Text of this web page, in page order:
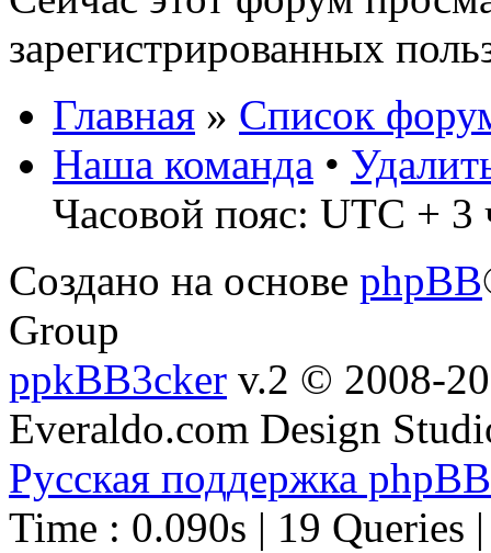
зарегистрированных
Главная » Список
Наша команда •
Часовой пояс: UTC + 3
Создано на основе phpBB
Group
ppkBB3cker v.2 © 2008-
Everaldo.com Design
Русская поддержка phpBB
Time : 0.090s | 19 Queries